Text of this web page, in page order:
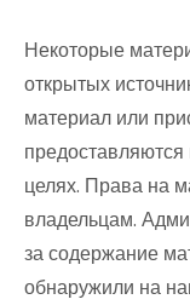
Некоторые
открытых
материал или
целях. Права на
владельцам.
за содержание
обнаружили на